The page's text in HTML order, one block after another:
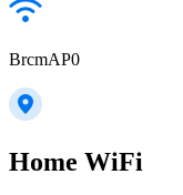
BrcmAP0
Home WiFi